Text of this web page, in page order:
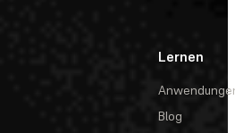
Lernen
Blog